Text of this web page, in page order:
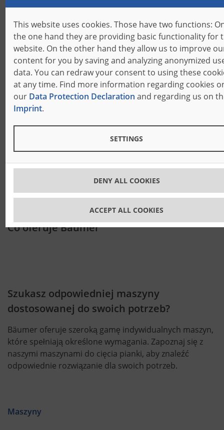
Szkolenia
W celu podnoszenia kwalifikacji pracowników:
szkolenia z zakresu obsługi naszego
oprogramowania i programów
Co oferuje Bäumer
Szukasz odpowiedniej maszyny
dostosowanej do swoich potrzeb?
Bäumer oferuje szeroką gamę indywidualnych maszyn,
które spełniają określone wymagania. Zapoznaj się z
naszymi maszynami do cięcia pianki, aby znaleźć
odpowiednie rozwiązanie dla swoich potrzeb.
Maszyny
This website uses cookies. Those have two functions:
the one hand they are providing basic functionality for
website. On the other hand they allow us to improve
content for you by saving and analyzing anonymized
data. You can redraw your consent to using these
at any time. Find more information regarding cookies
our Data Protection Declaration and regarding us on
Imprint.
SETTINGS
DENY ALL COOKIES
ACCEPT ALL COOKIES